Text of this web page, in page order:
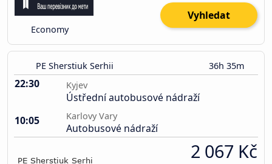
Economy
Vyhledat
PE Sherstiuk Serhii 36h 35m
22:30 Kyjev
Ústřední autobusové nádraží
10:05
Karlovy Vary
Autobusové nádraží
2 067 Kč